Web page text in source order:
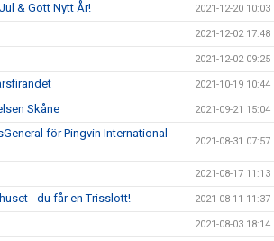
& Gott Nytt År! 2021-12-20 10:03
2021-12-02 17:48
2021-12-02 09:25
2021-10-19 10:44
Skåne 2021-09-21 15:04
för Pingvin International
2021-08-31 07:57
2021-08-17 11:13
- du får en Trisslott! 2021-08-11 11:37
2021-08-03 18:14